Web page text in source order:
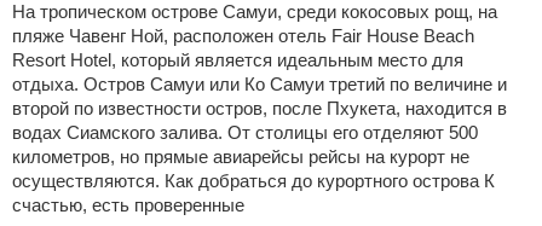
На тропическом острове Самуи, среди кокосовых рощ, на
пляже Чавенг Ной, расположен отель Fair House Beach
Resort Hotel, который является идеальным место для
отдыха. Остров Самуи или Ко Самуи третий по величине и
второй по известности остров, после Пхукета, находится в
водах Сиамского залива. От столицы его отделяют 500
километров, но прямые авиарейсы рейсы на курорт не
осуществляются. Как добраться до курортного острова К
счастью, есть проверенные